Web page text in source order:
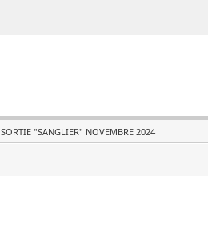
SORTIE "SANGLIER" NOVEMBRE 2024